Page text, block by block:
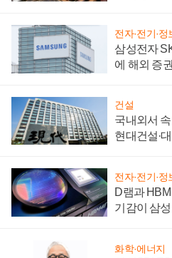
전자·전기·정
삼성전자
에 해외 증
건설
국내외서
현대건설·
전자·전기·정
D램과
기감이 삼
화학·에너지